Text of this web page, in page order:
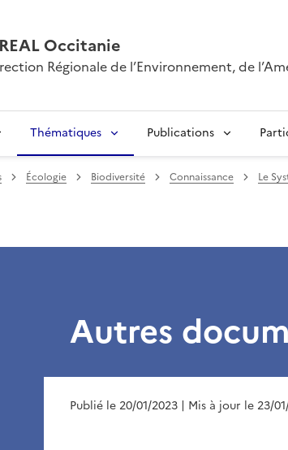
Occitanie
Régionale de l’Environnement, de
Thématiques Publications
Écologie Biodiversité Connaissance
Le
Autres
Publié le 20/01/2023 | Mis à jour le 23/